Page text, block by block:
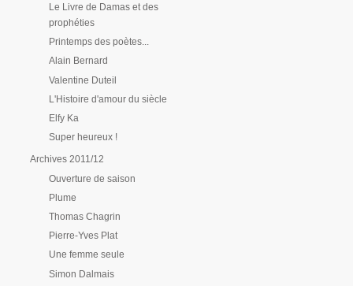
Le Livre de Damas et des
prophéties
Printemps des poètes...
Alain Bernard
Valentine Duteil
L'Histoire d'amour du siècle
Elfy Ka
Super heureux !
Archives 2011/12
Ouverture de saison
Plume
Thomas Chagrin
Pierre-Yves Plat
Une femme seule
Simon Dalmais